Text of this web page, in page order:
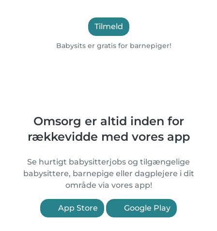
Tilmeld
Babysits er gratis for barnepiger!
Omsorg er altid inden for
rækkevidde med vores app
Se hurtigt babysitterjobs og tilgængelige
babysittere, barnepige eller dagplejere i dit
område via vores app!
App Store Google Play